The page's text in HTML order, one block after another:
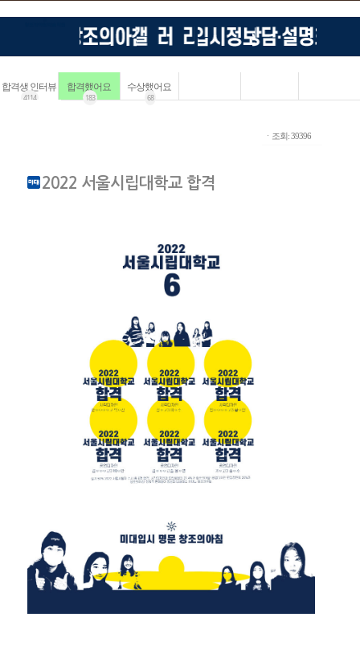
합격생 인터뷰
4114
합격했어요
183
수상했어요
68
ㆍ조회: 39396
2022 서울시립대학교 합격